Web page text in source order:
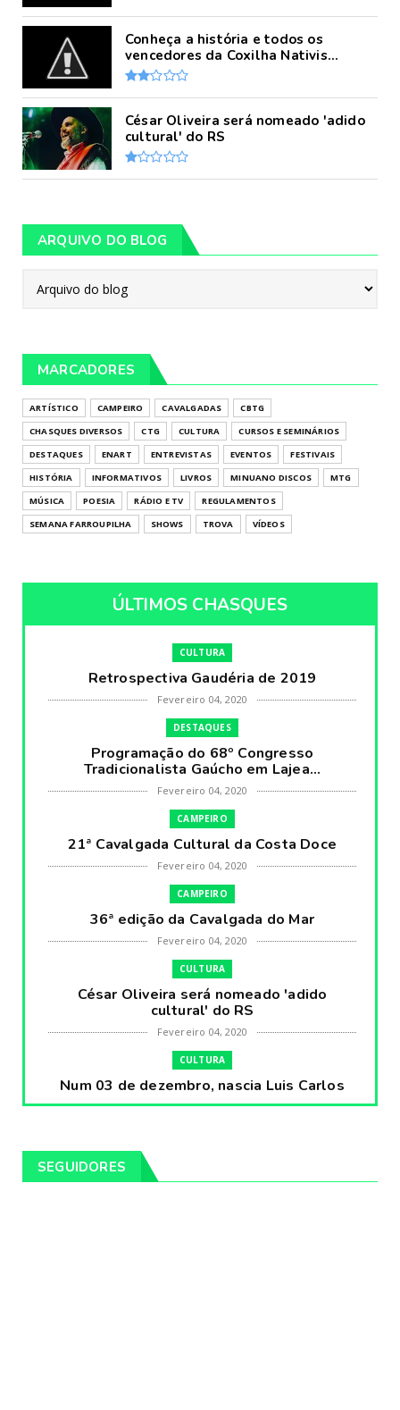
Conheça a história e todos os
vencedores da Coxilha Nativis...
César Oliveira será nomeado 'adido
cultural' do RS
ARQUIVO DO BLOG
MARCADORES
ARTÍSTICO CAMPEIRO CAVALGADAS
CBTG
CHASQUES DIVERSOS
CTG CULTURA
CURSOS E SEMINÁRIOS
DESTAQUES
ENART ENTREVISTAS EVENTOS
FESTIVAIS
HISTÓRIA
INFORMATIVOS LIVROS MINUANO DISCOS
MTG
MÚSICA
POESIA RÁDIO E TV
REGULAMENTOS
SEMANA FARROUPILHA
SHOWS TROVA VÍDEOS
ÚLTIMOS CHASQUES
CULTURA
Retrospectiva Gaudéria de 2019
Fevereiro 04, 2020
DESTAQUES
Programação do 68º Congresso
Tradicionalista Gaúcho em Lajea...
Fevereiro 04, 2020
CAMPEIRO
21ª Cavalgada Cultural da Costa Doce
Fevereiro 04, 2020
CAMPEIRO
36ª edição da Cavalgada do Mar
Fevereiro 04, 2020
CULTURA
César Oliveira será nomeado 'adido
cultural' do RS
Fevereiro 04, 2020
CULTURA
Num 03 de dezembro, nascia Luis Carlos
Prestes, o Cavaleiro ...
Pintores da Temática Gauchesca - parte
SEGUIDORES